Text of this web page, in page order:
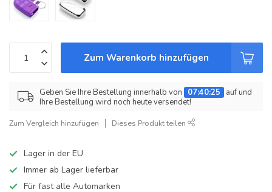
Zum Warenkorb hinzufügen
Geben Sie Ihre Bestellung innerhalb von 07:40:25
auf und
Ihre Bestellung wird noch heute versendet!
Zum Vergleich hinzufügen Dieses Produkt teilen
Lager in der EU
Immer ab Lager lieferbar
Für fast alle Automarken